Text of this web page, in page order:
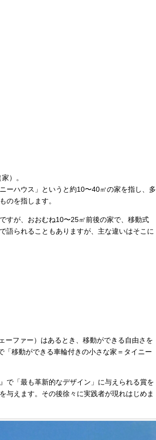
）。
ーハウス」というと約10〜40㎡の家を指し、多
のを指します。
すが、おおむね10〜25㎡前後の家で、移動式
語られることもありますが、主な違いはそこに
ーファー）はあるとき、移動ができる自由さを
「移動ができる車輪付きの小さな家＝タイニー
で「最も革新的なデザイン」に与えられる賞を
与えます。その後徐々に実践者が現れはじめま